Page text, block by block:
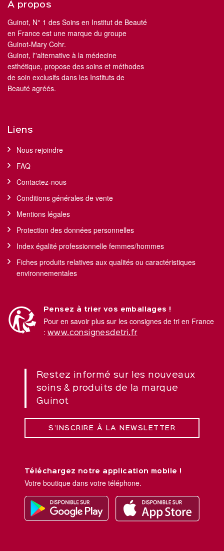
À propos
Guinot, N° 1 des Soins en Institut de Beauté
en France est une marque du groupe
Guinot-Mary Cohr.
Guinot, l''alternative à la médecine
esthétique, propose des soins et méthodes
de soin exclusifs dans les Instituts de
Beauté agréés.
Liens
Nous rejoindre
FAQ
Contactez-nous
Conditions générales de vente
Mentions légales
Protection des données personnelles
Index égalité professionnelle femmes/hommes
Fiches produits relatives aux qualités ou caractéristiques
environnementales
Pensez à trier vos emballages !
Pour en savoir plus sur les consignes de tri en France
: www.consignesdetri.fr
Restez informé sur les nouveaux
soins & produits de la marque
Guinot
S’INSCRIRE À LA NEWSLETTER
Téléchargez notre application mobile !
Votre boutique dans votre téléphone.